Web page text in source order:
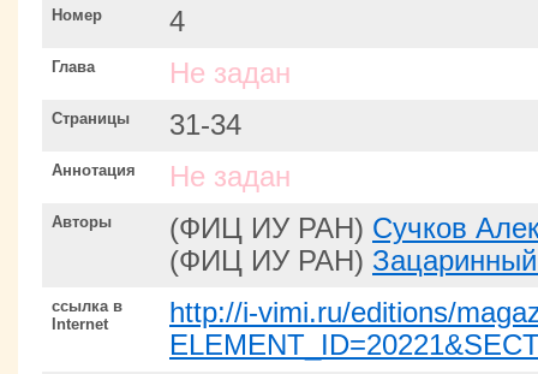
Номер 4
Глава Не задан
Страницы 31-34
Аннотация Не задан
Авторы (ФИЦ ИУ РАН) Сучков
(ФИЦ ИУ РАН)
ссылка в
Internet
http://i-vimi.ru/editions/